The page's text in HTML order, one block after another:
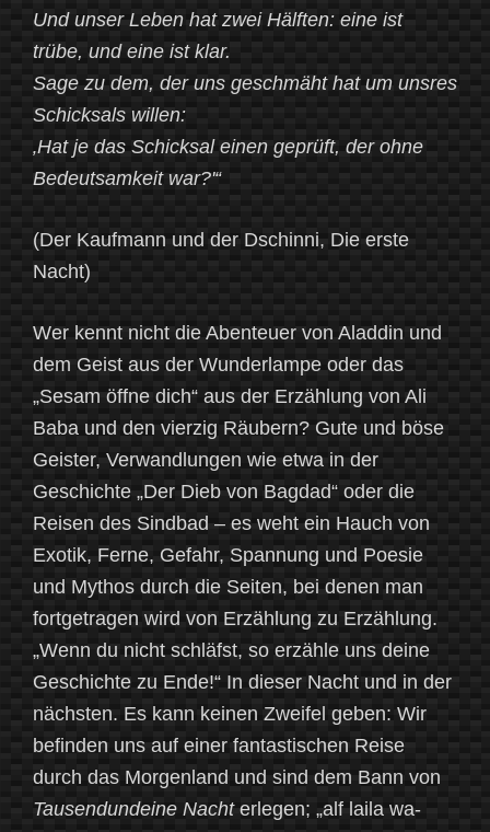
Und unser Leben hat zwei Hälften: eine ist
trübe, und eine ist klar.
Sage zu dem, der uns geschmäht hat um unsres
Schicksals willen:
‚Hat je das Schicksal einen geprüft, der ohne
Bedeutsamkeit war?'“
(Der Kaufmann und der Dschinni, Die erste
Nacht)
Wer kennt nicht die Abenteuer von Aladdin und
dem Geist aus der Wunderlampe oder das
„Sesam öffne dich“ aus der Erzählung von Ali
Baba und den vierzig Räubern? Gute und böse
Geister, Verwandlungen wie etwa in der
Geschichte „Der Dieb von Bagdad“ oder die
Reisen des Sindbad – es weht ein Hauch von
Exotik, Ferne, Gefahr, Spannung und Poesie
und Mythos durch die Seiten, bei denen man
fortgetragen wird von Erzählung zu Erzählung.
„Wenn du nicht schläfst, so erzähle uns deine
Geschichte zu Ende!“ In dieser Nacht und in der
nächsten. Es kann keinen Zweifel geben: Wir
befinden uns auf einer fantastischen Reise
durch das Morgenland und sind dem Bann von
Tausendundeine Nacht erlegen; „alf laila wa-